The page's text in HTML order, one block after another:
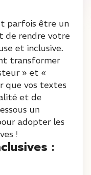
parfois être un
de rendre votre
et inclusive.
transformer
» et «
que vos textes
et de
un
adopter les
!
: